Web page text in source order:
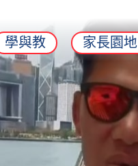
學與教 家長園地